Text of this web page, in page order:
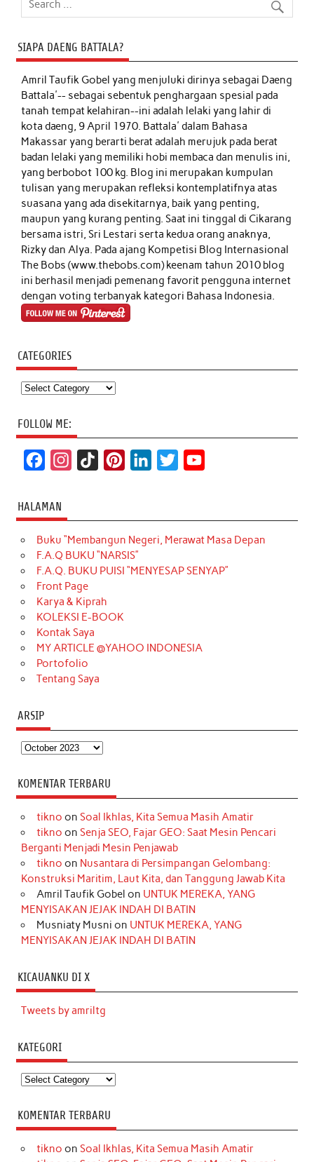
SIAPA DAENG BATTALA?
Amril Taufik Gobelyang menjuluki dirinya sebagai Daeng
Battala'-- sebagai sebentuk penghargaan spesial pada
tanah tempat kelahiran--ini adalah lelaki yang lahir di
kota daeng, 9 April 1970. Battala' dalam Bahasa
Makassar yang berarti berat adalah merujuk pada berat
badan lelaki yang memiliki hobi membaca dan menulis ini,
yang berbobot 100 kg. Blog ini merupakan kumpulan
tulisan yang merupakan refleksi kontemplatifnya atas
suasana yang ada disekitarnya, baik yang penting,
maupun yang kurang penting. Saat ini tinggal di Cikarang
bersama istri, Sri Lestari serta kedua orang anaknya,
Rizky dan Alya. Pada ajang Kompetisi Blog Internasional
The Bobs (www.thebobs.com) keenam tahun 2010 blog
ini berhasil menjadi pemenang favorit pengguna internet
dengan voting terbanyak kategori Bahasa Indonesia.
CATEGORIES
Categories
FOLLOW ME:
c
e
b
o
o
k
t
a
g
r
a
m
T
o
k
t
e
r
k
e
d
t
t
e
T
u
b
HALAMAN
Buku “Membangun Negeri, Merawat Masa Depan
F.A.Q BUKU “NARSIS”
F.A.Q. BUKU PUISI “MENYESAP SENYAP”
Front Page
Karya & Kiprah
KOLEKSI E-BOOK
Kontak Saya
MY ARTICLE @YAHOO INDONESIA
Portofolio
Tentang Saya
ARSIP
Arsip
KOMENTAR TERBARU
tikno on Soal Ikhlas, Kita Semua Masih Amatir
tikno on Senja SEO, Fajar GEO: Saat Mesin Pencari
Berganti Menjadi Mesin Penjawab
tikno on Nusantara di Persimpangan Gelombang:
Konstruksi Maritim, Laut Kita, dan Tanggung Jawab Kita
Amril Taufik Gobel on UNTUK MEREKA, YANG
MENYISAKAN JEJAK INDAH DI BATIN
Musniaty Musni on UNTUK MEREKA, YANG
MENYISAKAN JEJAK INDAH DI BATIN
KICAUANKU DI X
Tweets by amriltg
KATEGORI
Kategori
KOMENTAR TERBARU
tikno on Soal Ikhlas, Kita Semua Masih Amatir